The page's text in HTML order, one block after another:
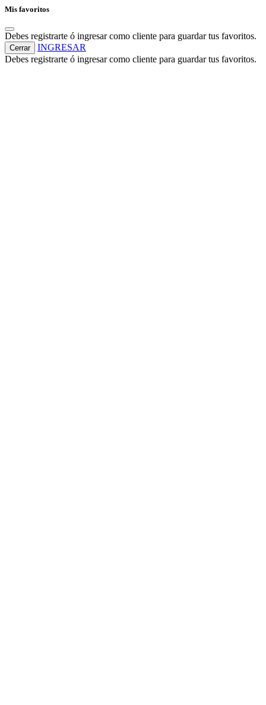
Mis favoritos
Debes registrarte ó ingresar como cliente para guardar tus favoritos.
Cerrar
INGRESAR
Debes registrarte ó ingresar como cliente para guardar tus favoritos.